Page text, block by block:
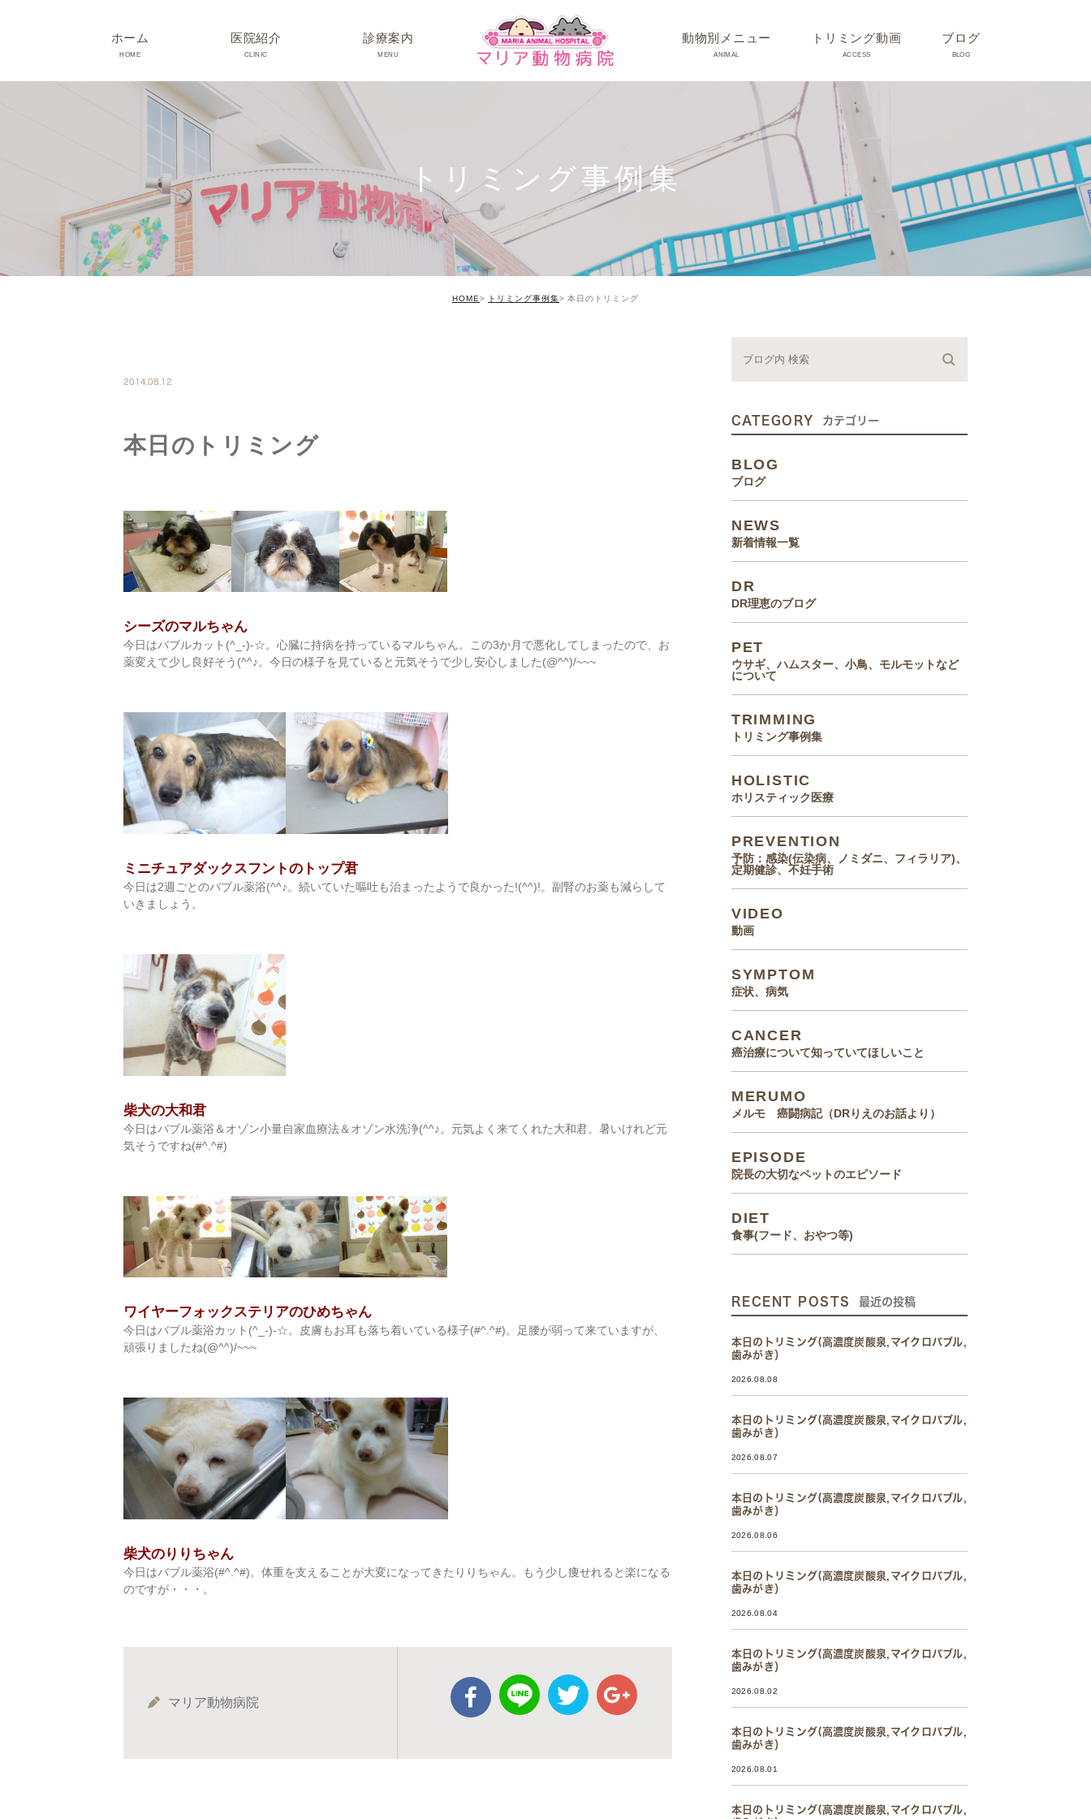
ホーム
HOME
医院紹介
CLINIC
院長･スタッフ紹介
診療時間･アクセス
院内紹介･初診の方へ
医院設備
診療案内
MENU
動物別メニュー
ANIMAL
ネコちゃんの病気
うさぎちゃん･その他動物の病気
トリミング動画
ACCESS
ブログ
BLOG
うさぎ、ハムスター、小鳥、
モルモットなどについて
トリミング事例集
ホリスティック医療
トリミング事例集
HOME トリミング事例集 本日のトリミング
2014.08.12
本日のトリミング
シーズのマルちゃん
今日はバブルカット(^_-)-☆。心臓に持病を持っているマルちゃん。この3か月で悪化してしまったので、お
薬変えて少し良好そう(^^♪。今日の様子を見ていると元気そうで少し安心しました(@^^)/~~~
ミニチュアダックスフントのトップ君
今日は2週ごとのバブル薬浴(^^♪。続いていた嘔吐も治まったようで良かった!(^^)!。副腎のお薬も減らして
いきましょう。
柴犬の大和君
今日はバブル薬浴＆オゾン小量自家血療法＆オゾン水洗浄(^^♪。元気よく来てくれた大和君。暑いけれど元
気そうですね(#^.^#)
ワイヤーフォックステリアのひめちゃん
今日はバブル薬浴カット(^_-)-☆。皮膚もお耳も落ち着いている様子(#^.^#)。足腰が弱って来ていますが、
頑張りましたね(@^^)/~~~
柴犬のりりちゃん
今日はバブル薬浴(#^.^#)。体重を支えることが大変になってきたりりちゃん。もう少し痩せれると楽になる
のですが・・・。
マリア動物病院
CATEGORY カテゴリー
BLOG
ブログ
NEWS
新着情報一覧
DR
DR理恵のブログ
PET
ウサギ、ハムスター、小鳥、モルモットなど
について
TRIMMING
トリミング事例集
HOLISTIC
ホリスティック医療
PREVENTION
予防：感染(伝染病、ノミダニ、フィラリア)、
定期健診、不妊手術
VIDEO
動画
SYMPTOM
症状、病気
CANCER
癌治療について知っていてほしいこと
MERUMO
メルモ 癌闘病記（DRりえのお話より）
EPISODE
院長の大切なペットのエピソード
DIET
食事(フード、おやつ等)
RECENT POSTS 最近の投稿
本日のトリミング(高濃度炭酸泉,マイクロバブル,
歯みがき）
2026.08.08
本日のトリミング(高濃度炭酸泉,マイクロバブル,
歯みがき）
2026.08.07
本日のトリミング(高濃度炭酸泉,マイクロバブル,
歯みがき）
2026.08.06
本日のトリミング(高濃度炭酸泉,マイクロバブル,
歯みがき）
2026.08.04
本日のトリミング(高濃度炭酸泉,マイクロバブル,
歯みがき）
2026.08.02
本日のトリミング(高濃度炭酸泉,マイクロバブル,
歯みがき）
2026.08.01
本日のトリミング(高濃度炭酸泉,マイクロバブル,